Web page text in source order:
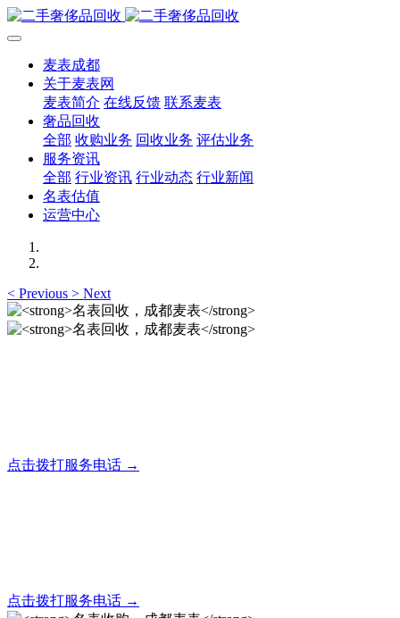
麦表成都
关于麦表网
麦表简介 在线反馈 联系麦表
奢品回收
全部 收购业务 回收业务 评估业务
服务资讯
全部 行业资讯 行业动态 行业新闻
名表估值
运营中心
< Previous > Next
点击拨打服务电话 →
点击拨打服务电话 →